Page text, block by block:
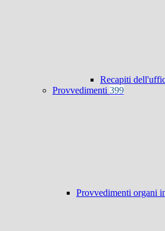
Recapiti
Provvedimenti 399
Provvedimenti organi